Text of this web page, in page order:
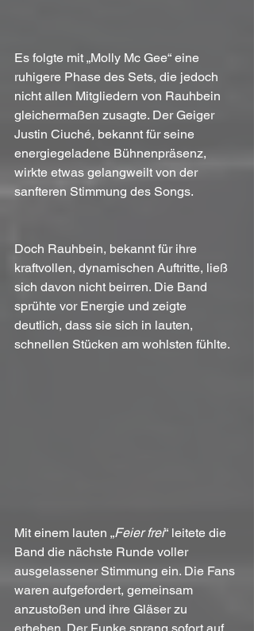
Es folgte mit „Molly Mc Gee“ eine
ruhigere Phase des Sets, die jedoch
nicht allen Mitgliedern von Rauhbein
gleichermaßen zusagte. Der Geiger
Justin Ciuché, bekannt für seine
energiegeladene Bühnenpräsenz,
wirkte etwas gelangweilt von der
sanfteren Stimmung des Songs.
Doch Rauhbein, bekannt für ihre
kraftvollen, dynamischen Auftritte, ließ
sich davon nicht beirren. Die Band
sprühte vor Energie und zeigte
deutlich, dass sie sich in lauten,
schnellen Stücken am wohlsten fühlte.
Mit einem lauten „Feier frei“ leitete die
Band die nächste Runde voller
ausgelassener Stimmung ein. Die Fans
waren aufgefordert, gemeinsam
anzustoßen und ihre Gläser zu